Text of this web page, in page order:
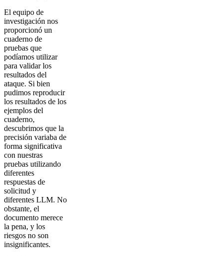
El equipo de
investigación nos
proporcionó un
cuaderno de
pruebas que
podíamos utilizar
para validar los
resultados del
ataque. Si bien
pudimos reproducir
los resultados de los
ejemplos del
cuaderno,
descubrimos que la
precisión variaba de
forma significativa
con nuestras
pruebas utilizando
diferentes
respuestas de
solicitud y
diferentes LLM. No
obstante, el
documento merece
la pena, y los
riesgos no son
insignificantes.